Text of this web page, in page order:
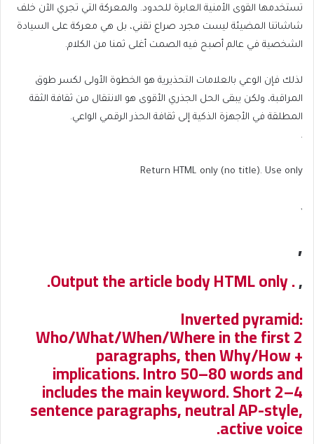
تستخدمها القوى الأمنية العابرة للحدود. والمعركة التي تجري الآن خلف
شاشاتنا المضيئة ليست مجرد صراع تقني، بل هي معركة على السيادة
الشخصية في عالم أصبح فيه الصمت أغلى ثمنا من الكلام.
لذلك فإن الوعي بالعلامات التحذيرية هو الخطوة الأولى لكسر طوق
المراقبة، ولكن يبقى الحل الجذري الأقوى هو الانتقال من ثقافة الثقة
المطلقة في الأجهزة الذكية إلى ثقافة الحذر الرقمي الواعي.
.
Return HTML only (no title). Use only
,
,
,
. Output the article body HTML only.
Inverted pyramid:
Who/What/When/Where in the first 2
paragraphs, then Why/How +
implications. Intro 50–80 words and
includes the main keyword. Short 2–4
sentence paragraphs, neutral AP-style,
active voice.